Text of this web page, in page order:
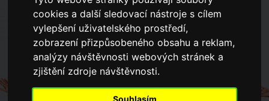
cookies a další sledovací nástroje s cílem
vylepšení uživatelského prostředí,
zobrazení přizpůsobeného obsahu a reklam,
analýzy návštěvnosti webových stránek a
zjištění zdroje návštěvnosti.
Koncepce školství
Dny otevřených dveří ZŠ